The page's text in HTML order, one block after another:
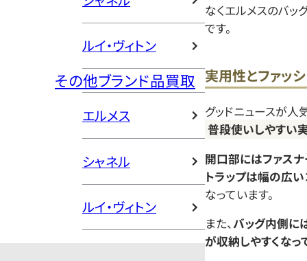
ルイ・ヴィトン
その他ブランド品買取
エルメス
シャネル
ルイ・ヴィトン
なくエルメスのバッ
です。
実用性とファッ
グッドニュースが人
普段使いしやすい
開口部にはファス
トラップは幅の広
なっています。
また、バッグ内側に
が収納しやすくなっ